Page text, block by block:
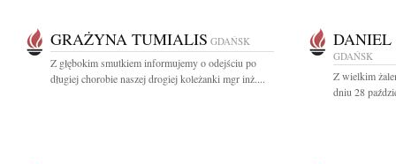
GRAŻYNA TUMIALIS GDAŃSK
Z głębokim smutkiem informujemy o odejściu po
długiej chorobie naszej drogiej koleżanki mgr inż....
DANIEL
GDAŃSK
Z wielkim
dniu 28